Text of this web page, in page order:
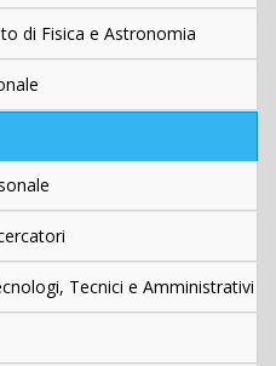
di Fisica e Astronomia
Tecnici e Amministrativi